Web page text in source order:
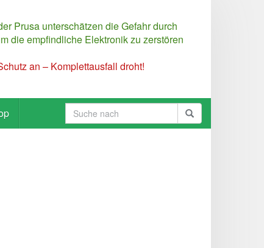
Prusa unterschätzen die Gefahr durch
die empfindliche Elektronik zu zerstören
an – Komplettausfall droht!